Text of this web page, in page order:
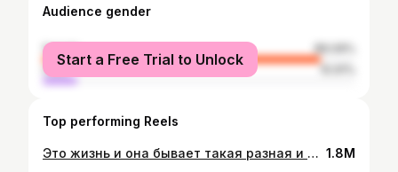
Audience gender
female
89.09%
male
10.91%
Start a Free Trial to Unlock
Top performing Reels
Это жизнь и она бывает такая разная и жаль, что к ней никто не выдает инструкцию 1.8M